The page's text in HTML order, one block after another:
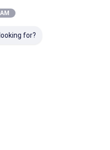
for?